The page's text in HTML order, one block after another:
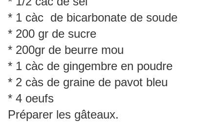
* 1 càc de bicarbonate de soude
* 200 gr de sucre
* 200gr de beurre mou
* 1 càc de gingembre en poudre
* 2 càs de graine de pavot bleu
* 4 oeufs
Préparer les gâteaux.